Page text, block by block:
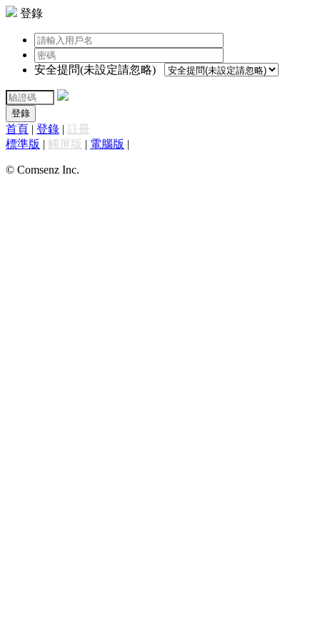
登錄
安全提問(未設定請忽略)
登錄
首頁 | 登錄 | 註冊
標準版 | 觸屏版 | 電腦版 |
© Comsenz Inc.